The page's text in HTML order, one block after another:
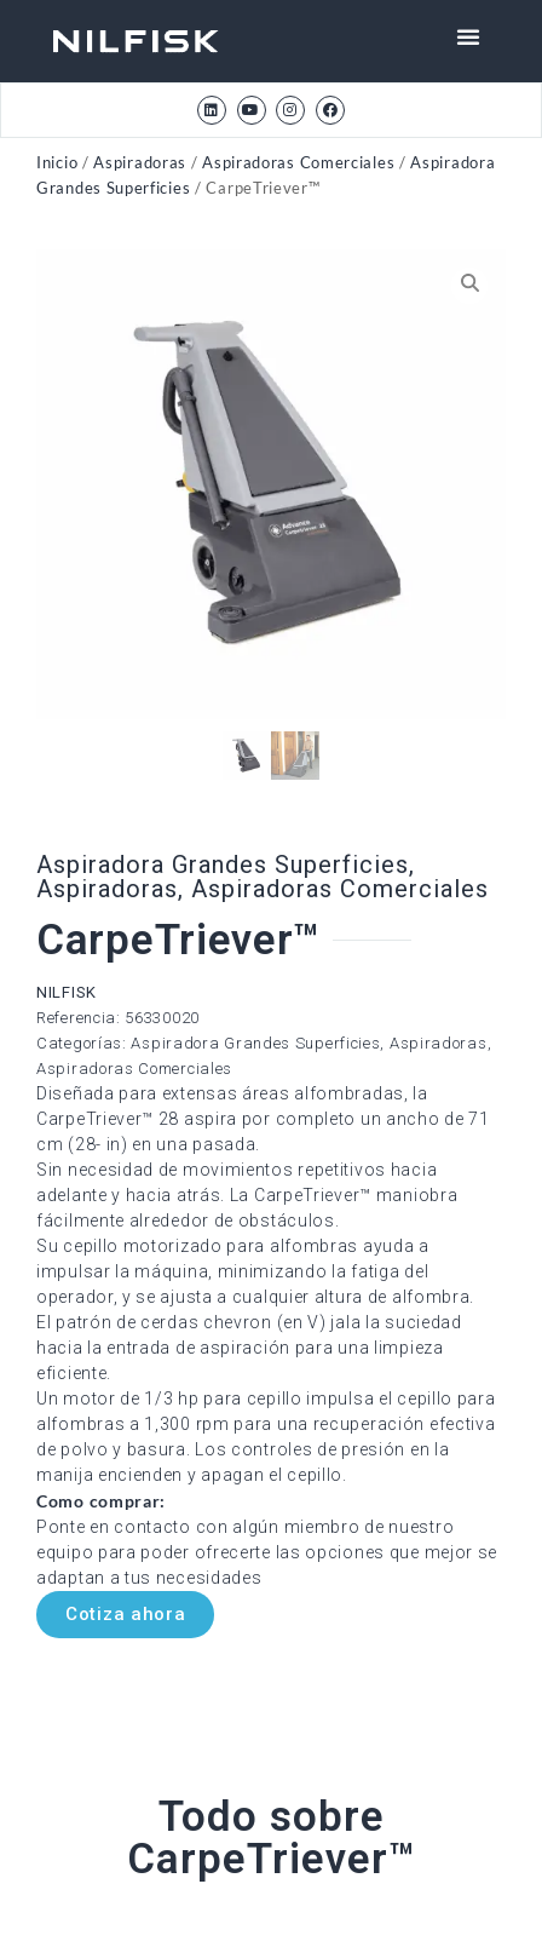
Inicio /Aspiradoras /Aspiradoras Comerciales /Aspiradora
Grandes Superficies / CarpeTriever™
Aspiradora Grandes Superficies,
Aspiradoras, Aspiradoras Comerciales
CarpeTriever™
NILFISK
Referencia: 56330020
Categorías:Aspiradora Grandes Superficies, Aspiradoras ,
Aspiradoras Comerciales
Diseñada para extensas áreas alfombradas, la
CarpeTriever™ 28 aspira por completo un ancho de 71
cm (28- in) en una pasada.
Sin necesidad de movimientos repetitivos hacia
adelante y hacia atrás. La CarpeTriever™ maniobra
fácilmente alrededor de obstáculos.
Su cepillo motorizado para alfombras ayuda a
impulsar la máquina, minimizando la fatiga del
operador, y se ajusta a cualquier altura de alfombra.
El patrón de cerdas chevron (en V) jala la suciedad
hacia la entrada de aspiración para una limpieza
eficiente.
Un motor de 1/3 hp para cepillo impulsa el cepillo para
alfombras a 1,300 rpm para una recuperación efectiva
de polvo y basura. Los controles de presión en la
manija encienden y apagan el cepillo.
Como comprar:
Ponte en contacto con algún miembro de nuestro
equipo para poder ofrecerte las opciones que mejor se
adaptan a tus necesidades
Cotiza ahora
Todo sobre
CarpeTriever™